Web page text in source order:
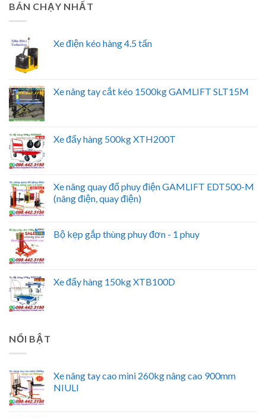
BÁN CHẠY NHẤT
Xe điện kéo hàng 4.5 tấn
Xe nâng tay cắt kéo 1500kg GAMLIFT SLT15M
Xe đẩy hàng 500kg XTH200T
Xe nâng quay đổ phuy điện GAMLIFT EDT500-M
(nâng điện, quay điện)
Bộ kẹp gắp thùng phuy đơn - 1 phuy
Xe đẩy hàng 150kg XTB100D
NỔI BẬT
Xe nâng tay cao mini 260kg nâng cao 900mm
NIULI